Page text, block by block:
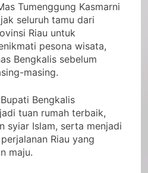
Tumenggung Kasmarni
seluruh tamu dari
Riau untuk
pesona wisata,
Bengkalis sebelum
masing.
Bengkalis
tuan rumah terbaik,
syiar Islam, serta menjadi
Riau yang
maju.